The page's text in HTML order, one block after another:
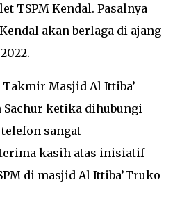
TSPM Kendal. Pasalnya
akan berlaga di ajang
Takmir Masjid Al Ittiba’
Sachur ketika dihubungi
sangat
kasih atas inisiatif
di masjid Al Ittiba’Truko